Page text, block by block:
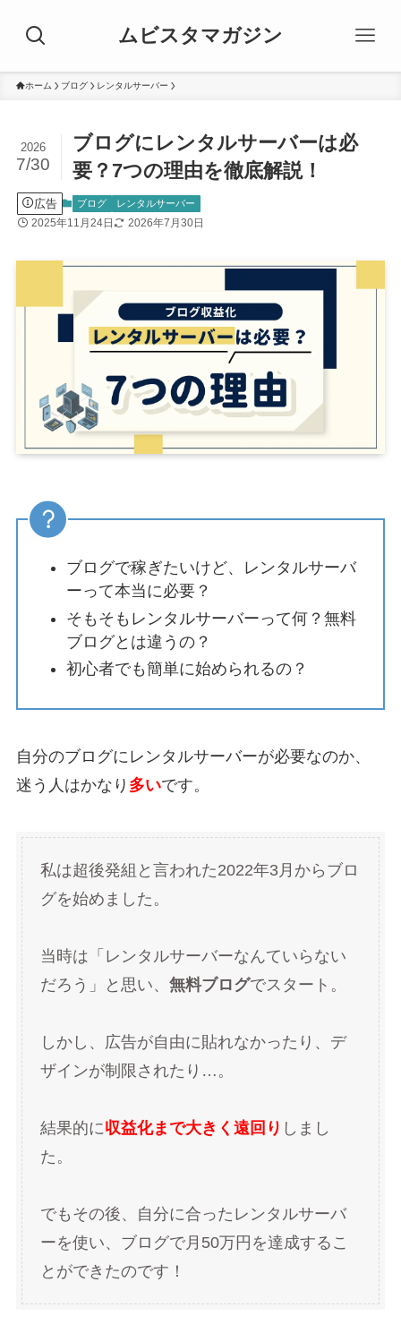
ムビスタマガジン
ホーム ブログ レンタルサーバー
ブログにレンタルサーバーは必
要？7つの理由を徹底解説！
2026
7/30
広告 ブログ レンタルサーバー
2025年11月24日 2026年7月30日
ブログで稼ぎたいけど、レンタルサーバ
ーって本当に必要？
そもそもレンタルサーバーって何？無料
ブログとは違うの？
初心者でも簡単に始められるの？
自分のブログにレンタルサーバーが必要なのか、
迷う人はかなり 多いです。
私は超後発組と言われた2022年3月からブロ
グを始めました。
当時は「レンタルサーバーなんていらない
だろう」と思い、 無料ブログでスタート。
しかし、広告が自由に貼れなかったり、デ
ザインが制限されたり…。
結果的に収益化まで大きく遠回り しまし
た。
でもその後、自分に合ったレンタルサーバ
ーを使い、ブログで月50万円を達成するこ
とができたのです！